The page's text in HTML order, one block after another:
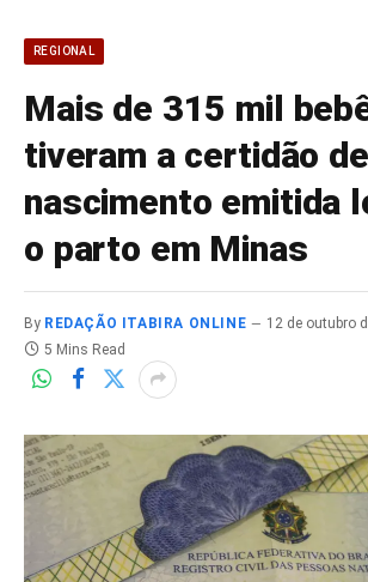
REGIONAL
Mais de 315 mil
tiveram a certidão de
nascimento emitida
o parto em Minas
By REDAÇÃO ITABIRA ONLINE
12 de outubro
5 Mins Read